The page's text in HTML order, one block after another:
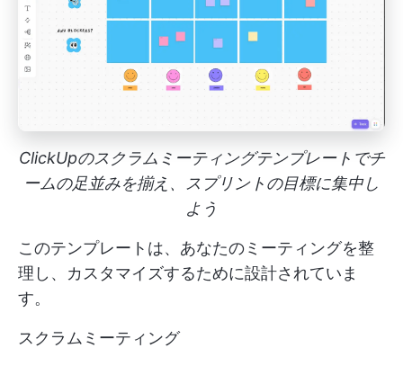
ClickUpのスクラムミーティングテンプレートでチ
ームの足並みを揃え、スプリントの目標に集中し
よう
このテンプレートは、あなたのミーティングを整
理し、カスタマイズするために設計されていま
す。
スクラムミーティング